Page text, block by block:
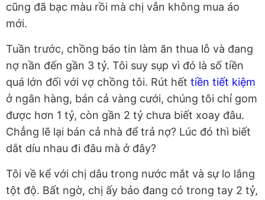
cũng đã bạc màu rồi mà chị vẫn không mua áo
mới.
Tuần trước, chồng báo tin làm ăn thua lỗ và đang
nợ nần đến gần 3 tỷ. Tôi suy sụp vì đó là số tiền
quá lớn đối với vợ chồng tôi. Rút hết tiền tiết kiệm
ở ngân hàng, bán cả vàng cưới, chúng tôi chỉ gom
được hơn 1 tỷ, còn gần 2 tỷ chưa biết xoay đâu.
Chẳng lẽ lại bán cả nhà để trả nợ? Lúc đó thì biết
dắt díu nhau đi đâu mà ở đây?
Tôi về kể với chị dâu trong nước mắt và sự lo lắng
tột độ. Bất ngờ, chị ấy bảo đang có trong tay 2 tỷ,